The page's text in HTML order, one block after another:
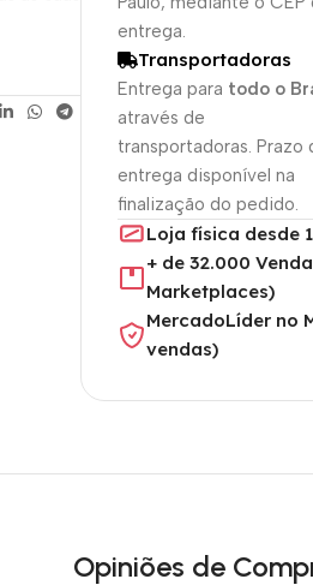
entrega.
Transportadoras
Entrega para todo o
através de
transportadoras. Prazo
entrega disponível na
finalização do pedido.
Loja física desde
+ de 32.000
Marketplaces)
MercadoLíder no
vendas)
Opiniões de